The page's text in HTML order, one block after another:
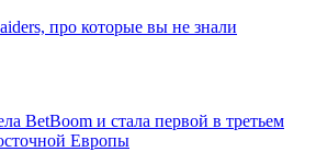
про которые вы не знали
BetBoom и стала первой в третьем
Европы